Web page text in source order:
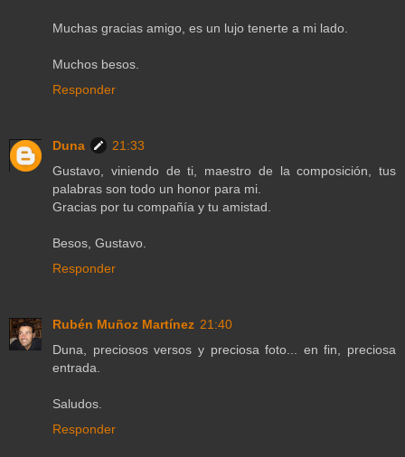
Muchas gracias amigo, es un lujo tenerte a mi lado.
Muchos besos.
Responder
Duna
21:33
Gustavo, viniendo de ti, maestro de la composición, tus
palabras son todo un honor para mi.
Gracias por tu compañía y tu amistad.
Besos, Gustavo.
Responder
Rubén Muñoz Martínez 21:40
Duna, preciosos versos y preciosa foto... en fin, preciosa
entrada.
Saludos.
Responder